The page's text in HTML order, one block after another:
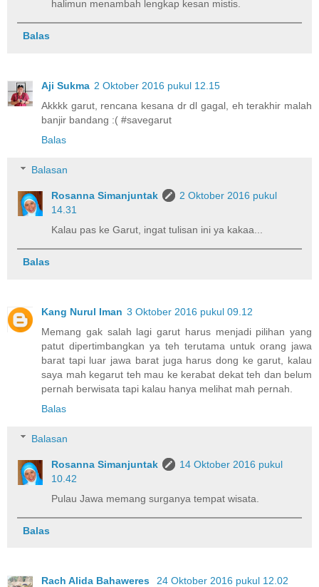
halimun menambah lengkap kesan mistis.
Balas
Aji Sukma 2 Oktober 2016 pukul 12.15
Akkkk garut, rencana kesana dr dl gagal, eh terakhir malah
banjir bandang :( #savegarut
Balas
Balasan
Rosanna Simanjuntak
2 Oktober 2016 pukul
14.31
Kalau pas ke Garut, ingat tulisan ini ya kakaa...
Balas
Kang Nurul Iman 3 Oktober 2016 pukul 09.12
Memang gak salah lagi garut harus menjadi pilihan yang
patut dipertimbangkan ya teh terutama untuk orang jawa
barat tapi luar jawa barat juga harus dong ke garut, kalau
saya mah kegarut teh mau ke kerabat dekat teh dan belum
pernah berwisata tapi kalau hanya melihat mah pernah.
Balas
Balasan
Rosanna Simanjuntak
14 Oktober 2016 pukul
10.42
Pulau Jawa memang surganya tempat wisata.
Balas
Rach Alida Bahaweres
24 Oktober 2016 pukul 12.02